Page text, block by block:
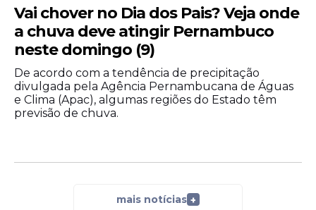
que dependem dos horários de maior
movimento.
“Como você vai garantir que esse
vendedor não trabalhe nos horários de
pico, se no carnaval, por exemplo, é o
momento em que eles mais ganham?”,
Além da atividade desenvolvida, outro fator
de vulnerabilidade a que os trabalhadores
Vai chover no Dia dos Pais? Veja onde
a chuva deve atingir Pernambuco
neste domingo (9)
De acordo com a tendência de precipitação
divulgada pela Agência Pernambucana de Águas
e Clima (Apac), algumas regiões do Estado têm
previsão de chuva.
mais notícias +